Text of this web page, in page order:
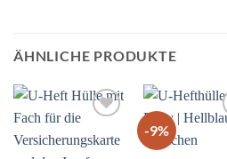
ÄHNLICHE PRODUKTE
wishlist
-9%